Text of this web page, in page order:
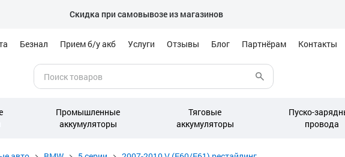
Скидка при самовывозе из магазинов
Безнал Прием б/у акб Услуги Отзывы Блог Партнёрам Контакты
Промышленные
аккумуляторы
Тяговые
аккумуляторы
Пуско-
провода